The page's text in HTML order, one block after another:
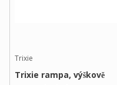
Trixie
Trixie rampa, výškově